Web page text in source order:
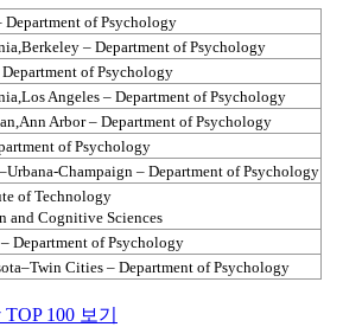
of Psychology
– Department of Psychology
of Psychology
Angeles – Department of Psychology
Arbor – Department of Psychology
of Psychology
Champaign – Department of Psychology
of Technology
and Cognitive Sciences
Department of Psychology
Cities – Department of Psychology
100 보기